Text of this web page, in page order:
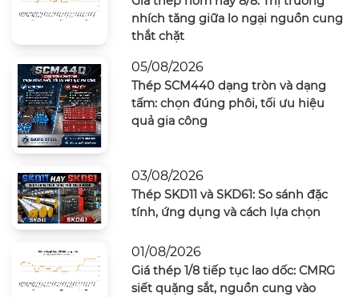
nhích tăng giữa lo ngại nguồn cung
thắt chặt
05/08/2026
Thép SCM440 dạng tròn và dạng
tấm: chọn đúng phôi, tối ưu hiệu
quả gia công
03/08/2026
Thép SKD11 và SKD61: So sánh đặc
tính, ứng dụng và cách lựa chọn
01/08/2026
Giá thép 1/8 tiếp tục lao dốc: CMRG
siết quặng sắt, nguồn cung vào